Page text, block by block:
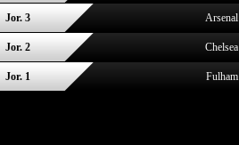
Jor. 3 Arsenal
Jor. 2 Chelsea
Jor. 1 Fulham